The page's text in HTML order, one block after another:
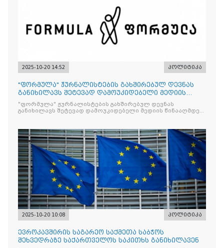
2025-10-20 14:52 პოლიტიკა
"ფორმულა" ჟურნალისტების გახშირებულ დევნას
განიხილავს შეტევად დამოუკიდებელი მედიის
წინააღმდ
"ფორმულა" ჟურნალისტების გახშირებულ დევნას
განიხილავს შეტევად დამოუკიდებელი მედიის წინააღმდეგ,
2025-10-20 10:08 პოლიტიკა
ევროკავშირის საგარეო საქმეთა საბჭოს
შეხვედრაზე საქართველოს საკითხს განიხილავენ